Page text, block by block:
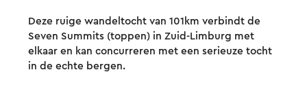
Deze ruige wandeltocht van 101km verbindt de
Seven Summits (toppen) in Zuid-Limburg met
elkaar en kan concurreren met een serieuze tocht
in de echte bergen.